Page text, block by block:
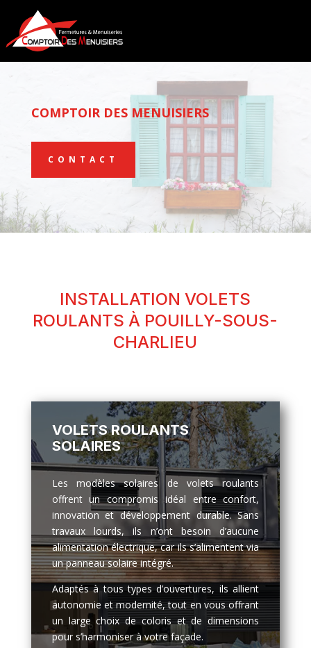
COMPTOIR DES MENUISIERS
CONTACT
INSTALLATION VOLETS
ROULANTS À POUILLY-SOUS-
CHARLIEU
VOLETS ROULANTS
SOLAIRES
Les modèles solaires de volets roulants
offrent un compromis idéal entre confort,
innovation et développement durable. Sans
travaux lourds, ils n’ont besoin d’aucune
alimentation électrique, car ils s’alimentent via
un panneau solaire intégré.
Adaptés à tous types d’ouvertures, ils allient
autonomie et modernité, tout en vous offrant
un large choix de coloris et de dimensions
pour s’harmoniser à votre façade.